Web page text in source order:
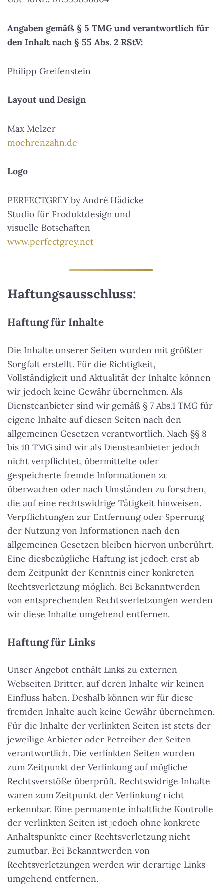
Angaben gemäß § 5 TMG und verantwortlich für
den Inhalt nach § 55 Abs. 2 RStV:
Philipp Greifenstein
Layout und Design
Max Melzer
moehrenzahn.de
Logo
PERFECTGREY by André Hädicke
Studio für Produktdesign und
visuelle Botschaften
www.perfectgrey.net
Haftungsausschluss:
Haftung für Inhalte
Die Inhalte unserer Seiten wurden mit größter
Sorgfalt erstellt. Für die Richtigkeit,
Vollständigkeit und Aktualität der Inhalte können
wir jedoch keine Gewähr übernehmen. Als
Diensteanbieter sind wir gemäß § 7 Abs.1 TMG für
eigene Inhalte auf diesen Seiten nach den
allgemeinen Gesetzen verantwortlich. Nach §§ 8
bis 10 TMG sind wir als Diensteanbieter jedoch
nicht verpflichtet, übermittelte oder
gespeicherte fremde Informationen zu
überwachen oder nach Umständen zu forschen,
die auf eine rechtswidrige Tätigkeit hinweisen.
Verpflichtungen zur Entfernung oder Sperrung
der Nutzung von Informationen nach den
allgemeinen Gesetzen bleiben hiervon unberührt.
Eine diesbezügliche Haftung ist jedoch erst ab
dem Zeitpunkt der Kenntnis einer konkreten
Rechtsverletzung möglich. Bei Bekanntwerden
von entsprechenden Rechtsverletzungen werden
wir diese Inhalte umgehend entfernen.
Haftung für Links
Unser Angebot enthält Links zu externen
Webseiten Dritter, auf deren Inhalte wir keinen
Einfluss haben. Deshalb können wir für diese
fremden Inhalte auch keine Gewähr übernehmen.
Für die Inhalte der verlinkten Seiten ist stets der
jeweilige Anbieter oder Betreiber der Seiten
verantwortlich. Die verlinkten Seiten wurden
zum Zeitpunkt der Verlinkung auf mögliche
Rechtsverstöße überprüft. Rechtswidrige Inhalte
waren zum Zeitpunkt der Verlinkung nicht
erkennbar. Eine permanente inhaltliche Kontrolle
der verlinkten Seiten ist jedoch ohne konkrete
Anhaltspunkte einer Rechtsverletzung nicht
zumutbar. Bei Bekanntwerden von
Rechtsverletzungen werden wir derartige Links
umgehend entfernen.